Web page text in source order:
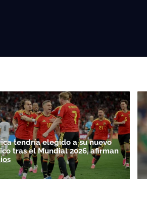
tendría elegido a su nuevo
tras el Mundial 2026, afirman